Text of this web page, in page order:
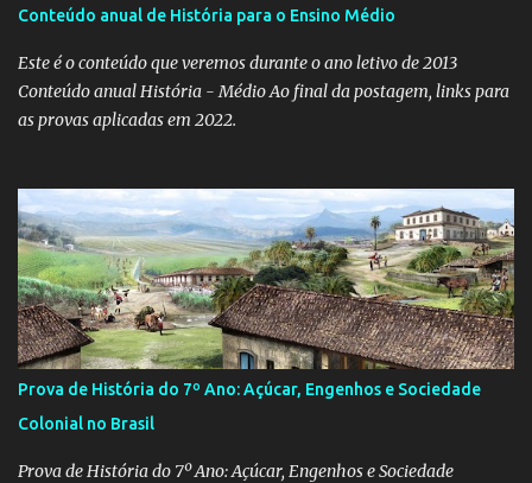
Conteúdo anual de História para o Ensino Médio
Este é o conteúdo que veremos durante o ano letivo de 2013
Conteúdo anual História - Médio Ao final da postagem, links para
as provas aplicadas em 2022.
Prova de História do 7º Ano: Açúcar, Engenhos e Sociedade
Colonial no Brasil
Prova de História do 7º Ano: Açúcar, Engenhos e Sociedade